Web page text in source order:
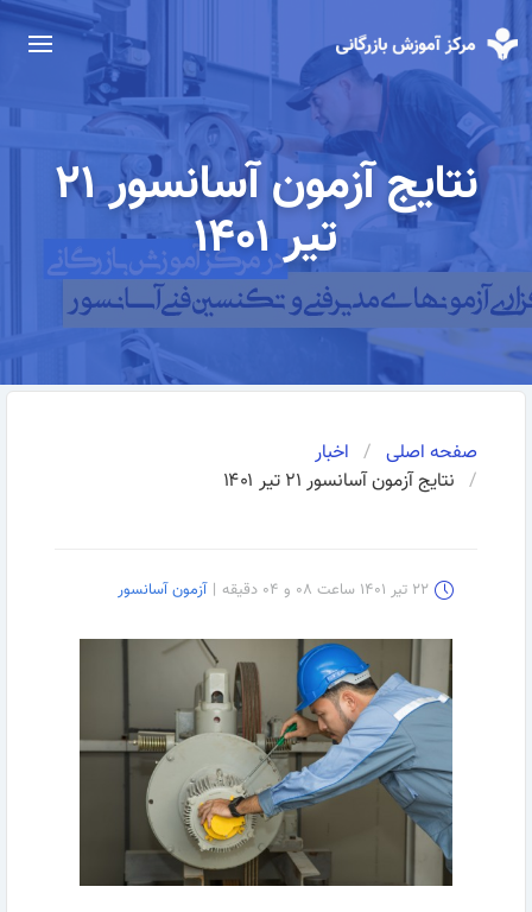
نتایج آزمون آسانسور ۲۱
تیر ۱۴۰۱
صفحه اصلی
اخبار
نتایج آزمون آسانسور ۲۱ تیر ۱۴۰۱
۲۲ تیر ۱۴۰۱ ساعت ۰۸ و ۰۴ دقیقه | آزمون آسانسور